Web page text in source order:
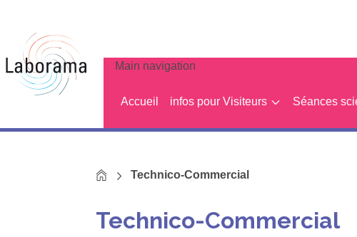
Main navigation
Accueil infos pour Visiteurs Séances
HomeTechnico-Commercial
Technico-Commercial